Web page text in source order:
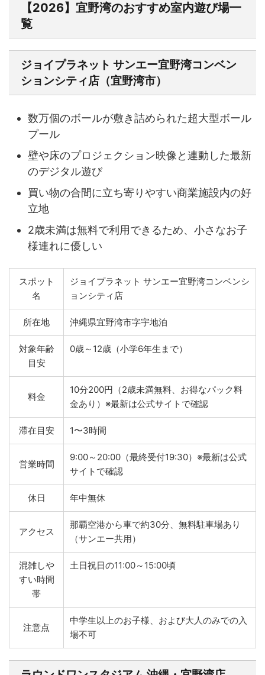
【2026】宜野湾のおすすめ室内遊び場一
覧
ジョイプラネット サンエー宜野湾コンベン
ションシティ店（宜野湾市）
数万個のボールが敷き詰められた超大型ボール
プール
壁や床のプロジェクション映像と連動した最新
のデジタル遊び
買い物の合間に立ち寄りやすい商業施設内の好
立地
2歳未満は無料で利用できるため、小さなお子
様連れに優しい
スポット
名
ジョイプラネット サンエー宜野湾コンベンシ
ョンシティ店
所在地 沖縄県宜野湾市字宇地泊
対象年齢
目安
0歳～12歳（小学6年生まで）
料金
10分200円（2歳未満無料、お得なパック料
金あり）※最新は公式サイトで確認
滞在目安 1〜3時間
営業時間
9:00～20:00（最終受付19:30）※最新は公式
サイトで確認
休日 年中無休
アクセス
那覇空港から車で約30分、無料駐車場あり
（サンエー共用）
混雑しや
すい時間
帯
土日祝日の11:00～15:00頃
注意点
中学生以上のお子様、および大人のみでの入
場不可